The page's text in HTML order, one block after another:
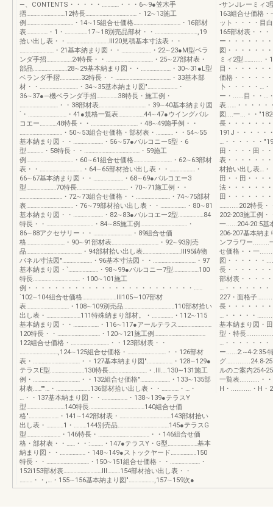
―、CONTENTS・・・・・…………・・・6∼9●笠木手
摺………………………12特長………………………………・12∼13施工
例……………………………・14∼15組合せ価格……………………………・16部材
表……………・1・…………….17∼18別売品部材・・…………………………,19
拾い出し表・・…………………………Ⅲ20見積基本寸法表・・
……………………・21基本納まり図・・…………………・22∼23●M型ベラ
ンダ手招………………24特長・・……………………………・25∼27部材表・
部品……………………28∼29基本納まり図・・…………………・30∼31●L型
ベランダ手摺……………32特長・・…………………………………・33基本部
材・・………………………・34∼35基本納まり図"…………………・
36∼37●―機ベランダ手招……………38特長・施工例・
………………………・・38部材表……………………………・39∼40基本納まり図
`・………………………・41●規格一覧表………………44∼47●ウイングバル
コエー…………48特長・・……………………………・48∼49施手例・・
…………………………・50∼53組合せ価格・部材表・…………・・54∼55
基本納まり図・・…………………・56∼57●バルコニー5型・6
型…………・58特長・・…………………………………・59施工
例……………………………・60∼61組合せ価格………………………・62∼63部材
表・・…………………………・64∼65部材拾い出し表・・………………・
66∼67基本納まり図・・…………………・68∼69●バルコエー3
型…………………70特長………………………………・70∼71施工例・・
…………………………・72∼73組合せ価格・・……………………・74∼75部材
表……………………………・76∼79部材拾い出し表・・………………・80∼81
基本納まり図・・…………………・82∼83●バルコエー2型………………84
特長・・……………………………・84∼85施工例……………………………・
86∼88アクセサリー・・………………………・89組合せ価
格………………………・90∼91部材表……………………………・92∼93別売
品…………………………………・94部材拾い出し表………………………Ⅲ95鋳物
パネル寸法図"…………………・96基本寸法図・・…………………………・97
基本納まり図・`…………………・98∼99●パルコニー7型………………100
特長……………………………・100∼101施工
例・・・・・・・・・・・・・・・・・・・・・・・・・……
`102∼104組合せ価格……………………Ⅲ105∼107部材
表…………………………・108∼109別売品………………………………110部材拾い
出し表・……………………111特殊納まり部材。・……………・112∼115
基本納まり図・・………………・116∼117●アールテラス……………………
120特長・・…………………………・120∼121施工例………………………………
122組合せ価格・………………………・・123部材表・・
………………………,124∼125組合せ価格・………………………・・126部材
表・……………………………・・127基本納まり図"………………・128∼129●
テラスE型……………………130特長………………………・.Ⅲ….130∼131施工
例・……………………………・・132組合せ価格"…………………・133∼135部
材表……""…・……………………136部材拾い出し表・・…………・…・
…・・137基本納まり図・・………………・138∼139●テラスY
型………………………140特長…………………………………140組合せ価
格"…………………・141∼142部材表・………………………………143部材拾い
出し表・…………1・………144別売品………………………………145●テラスG
型……………………・146特長・………………………………・・146組合せ価
格・部材表・・……・・:………・147●テラスY・G型…………………基本
納まり図・・………………・148∼149●ストックヤード………………150
特長・・…………………………・150∼151組合せ価格・・…………………・
152i153部材表………………………Ⅲ………154部材拾い出し表・・
………・・,…・155∼156基本納まり図"………………,157∼159次●
-サンJレーミィ3
163組合せ価格
ット・・・・目
165部材表・・・
ー・・・・・・
図・・・・・・
ミィ2型……......・
目・・・・・・
価格・・・・・
卜・・・・・…
ー・......目・・…
表...…・・・・・
図....一...・・
長・・・・・・
191J・・・・・
…・・・・・・
田・・・・田・
表・・・・・・
材拾い出し表…・
田・・田・・・
法・・・・・・
田・・・・・・
……......202特長・
202-203施工例
一......204-20:5基
206-207基本納ま
ンフラワー.........
せ価格・・一
図・・・・・・
長・・・・・・
部材表・・・・
…・・・・・・・
227・面格子
長・・・・・・
…・・・・・
基本納まり図・
型・特長
…・・・・・・・
ー......2:~4-2:35-
グ…...........24.8-
ルのご案内254-
一覧表...........・
H・...........・H・